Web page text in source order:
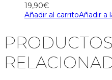
19,90€
Añadir al carritoAñadir a
PRODUCTOS